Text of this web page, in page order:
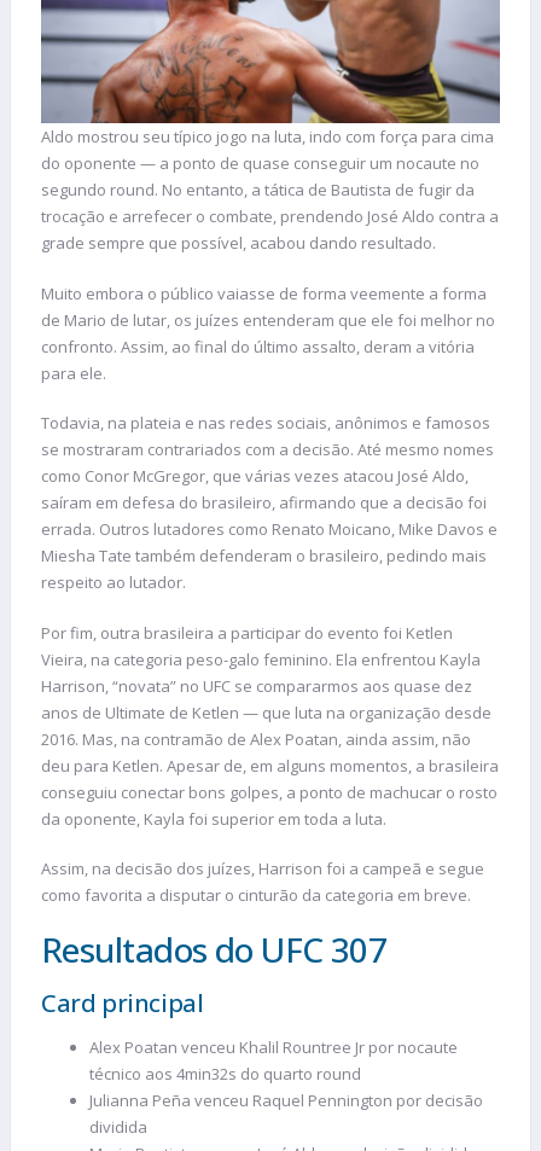
Aldo mostrou seu típico jogo na luta, indo com força para cima
do oponente — a ponto de quase conseguir um nocaute no
segundo round. No entanto, a tática de Bautista de fugir da
trocação e arrefecer o combate, prendendo José Aldo contra a
grade sempre que possível, acabou dando resultado.
Muito embora o público vaiasse de forma veemente a forma
de Mario de lutar, os juízes entenderam que ele foi melhor no
confronto. Assim, ao final do último assalto, deram a vitória
para ele.
Todavia, na plateia e nas redes sociais, anônimos e famosos
se mostraram contrariados com a decisão. Até mesmo nomes
como Conor McGregor, que várias vezes atacou José Aldo,
saíram em defesa do brasileiro, afirmando que a decisão foi
errada. Outros lutadores como Renato Moicano, Mike Davos e
Miesha Tate também defenderam o brasileiro, pedindo mais
respeito ao lutador.
Por fim, outra brasileira a participar do evento foi Ketlen
Vieira, na categoria peso-galo feminino. Ela enfrentou Kayla
Harrison, “novata” no UFC se compararmos aos quase dez
anos de Ultimate de Ketlen — que luta na organização desde
2016. Mas, na contramão de Alex Poatan, ainda assim, não
deu para Ketlen. Apesar de, em alguns momentos, a brasileira
conseguiu conectar bons golpes, a ponto de machucar o rosto
da oponente, Kayla foi superior em toda a luta.
Assim, na decisão dos juízes, Harrison foi a campeã e segue
como favorita a disputar o cinturão da categoria em breve.
Resultados do UFC 307
Card principal
Alex Poatan venceu Khalil Rountree Jr por nocaute
técnico aos 4min32s do quarto round
Julianna Peña venceu Raquel Pennington por decisão
dividida